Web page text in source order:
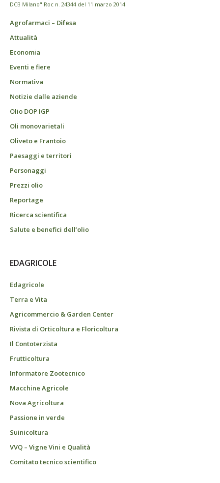
DCB Milano" Roc n. 24344 del 11 marzo 2014
Agrofarmaci – Difesa
Attualità
Economia
Eventi e fiere
Normativa
Notizie dalle aziende
Olio DOP IGP
Oli monovarietali
Oliveto e Frantoio
Paesaggi e territori
Personaggi
Prezzi olio
Reportage
Ricerca scientifica
Salute e benefici dell’olio
EDAGRICOLE
Edagricole
Terra e Vita
Agricommercio & Garden Center
Rivista di Orticoltura e Floricoltura
Il Contoterzista
Frutticoltura
Informatore Zootecnico
Macchine Agricole
Nova Agricoltura
Passione in verde
Suinicoltura
VVQ – Vigne Vini e Qualità
Comitato tecnico scientifico